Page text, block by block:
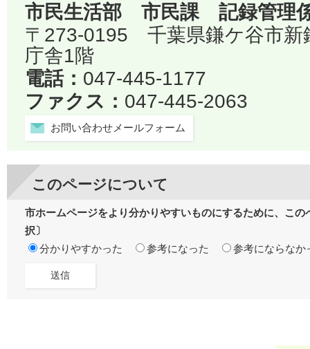
市民生活部 市民課 記録管理
〒273-0195 千葉県鎌ケ谷市
庁舎1階
電話： 047-445-1177
ファクス： 047-445-2063
お問い合わせメールフォーム
このページについて
市ホームページをより分かりやすいものにするために、こ
択〕
分かりやすかった
参考になった 参考にならなか